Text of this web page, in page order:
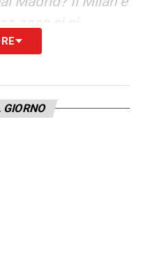
cosa ci si
è una
a livello numerico
a Madrid. È una
GIORNO